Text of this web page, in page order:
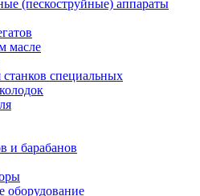
(пескоструйные) аппараты
масле
специальных
и барабанов
оборудование